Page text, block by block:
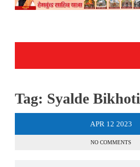
Tag: Syalde Bikhoti
APR 12 2023
NO COMMENTS